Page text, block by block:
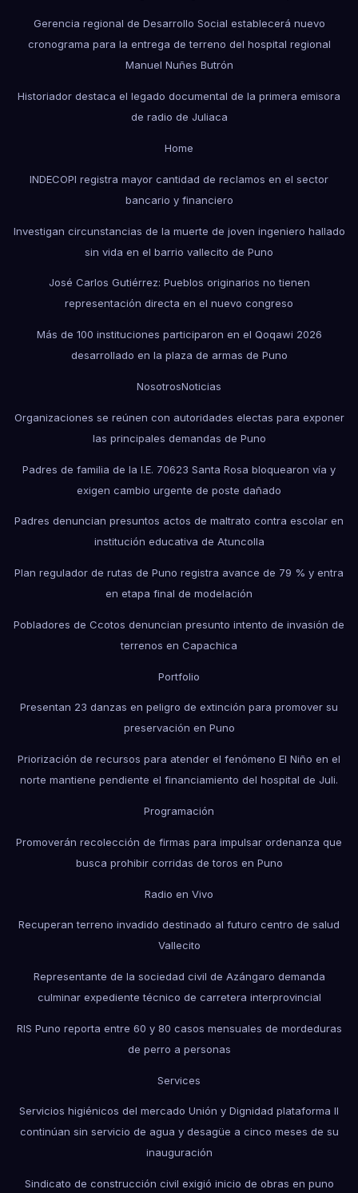
Gerencia regional de Desarrollo Social establecerá nuevo
cronograma para la entrega de terreno del hospital regional
Manuel Nuñes Butrón
Historiador destaca el legado documental de la primera emisora
de radio de Juliaca
Home
INDECOPI registra mayor cantidad de reclamos en el sector
bancario y financiero
Investigan circunstancias de la muerte de joven ingeniero hallado
sin vida en el barrio vallecito de Puno
José Carlos Gutiérrez: Pueblos originarios no tienen
representación directa en el nuevo congreso
Más de 100 instituciones participaron en el Qoqawi 2026
desarrollado en la plaza de armas de Puno
NosotrosNoticias
Organizaciones se reúnen con autoridades electas para exponer
las principales demandas de Puno
Padres de familia de la I.E. 70623 Santa Rosa bloquearon vía y
exigen cambio urgente de poste dañado
Padres denuncian presuntos actos de maltrato contra escolar en
institución educativa de Atuncolla
Plan regulador de rutas de Puno registra avance de 79 % y entra
en etapa final de modelación
Pobladores de Ccotos denuncian presunto intento de invasión de
terrenos en Capachica
Portfolio
Presentan 23 danzas en peligro de extinción para promover su
preservación en Puno
Priorización de recursos para atender el fenómeno El Niño en el
norte mantiene pendiente el financiamiento del hospital de Juli.
Programación
Promoverán recolección de firmas para impulsar ordenanza que
busca prohibir corridas de toros en Puno
Radio en Vivo
Recuperan terreno invadido destinado al futuro centro de salud
Vallecito
Representante de la sociedad civil de Azángaro demanda
culminar expediente técnico de carretera interprovincial
RIS Puno reporta entre 60 y 80 casos mensuales de mordeduras
de perro a personas
Services
Servicios higiénicos del mercado Unión y Dignidad plataforma II
continúan sin servicio de agua y desagüe a cinco meses de su
inauguración
Sindicato de construcción civil exigió inicio de obras en puno